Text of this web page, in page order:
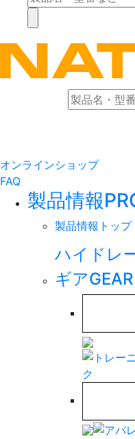
オンラインショップ
FAQ
製品情報
製品情報トップ
ハイドレ
ギアGEAR